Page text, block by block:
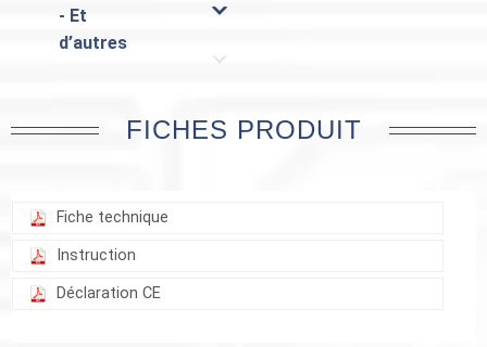
- Et
d’autres
FICHES PRODUIT
Fiche technique
Instruction
Déclaration CE